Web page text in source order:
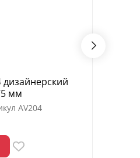
дизайнерский
мм
AV204